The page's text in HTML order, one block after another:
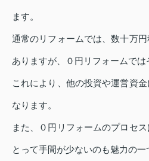
ます。
通常のリフォームでは、数十万
ありますが、０円リフォームでは
これにより、他の投資や運営資
なります。
また、０円リフォームのプロセ
とって手間が少ないのも魅力の一